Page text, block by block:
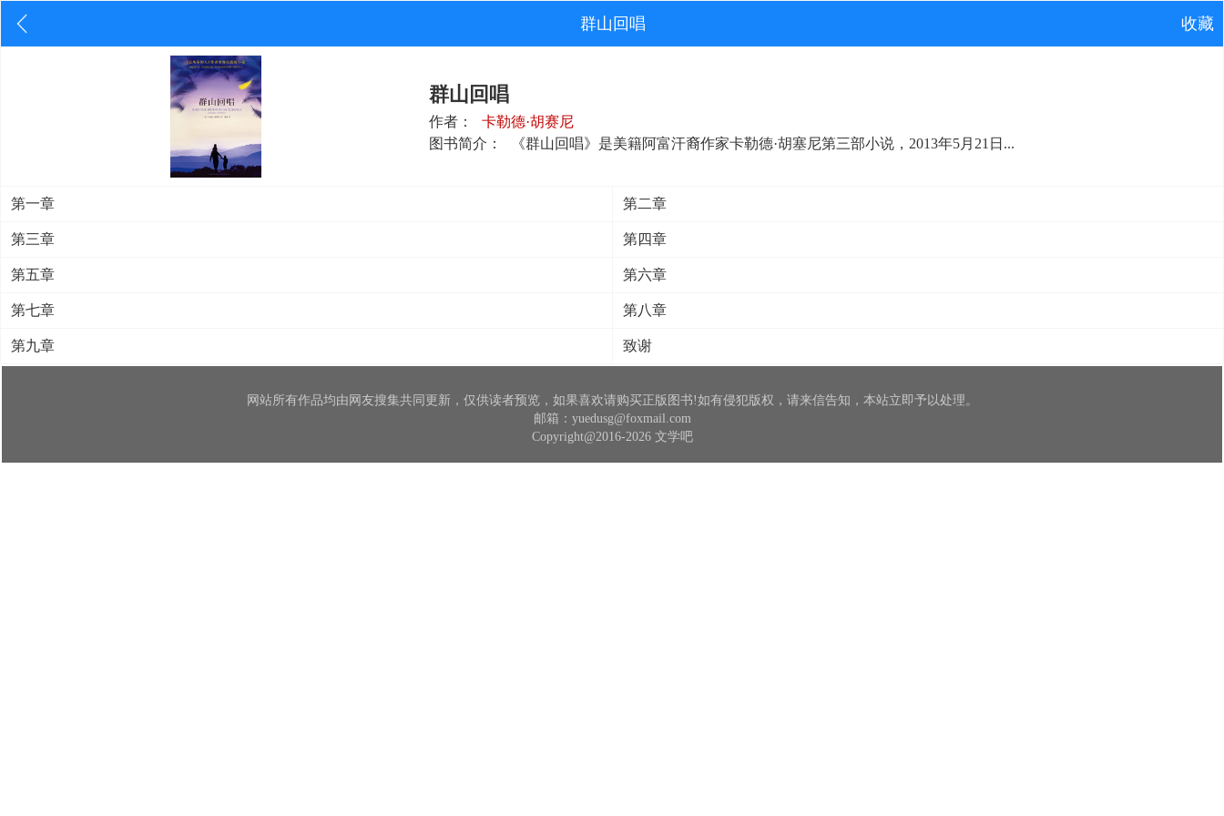
群山回唱 收藏
群山回唱
作者：
卡勒德·胡赛尼
图书简介：
《群山回唱》是美籍阿富汗裔作家卡勒德·胡塞尼第三部小说，2013年5月21日...
第一章 第二章
第三章 第四章
第五章 第六章
第七章 第八章
第九章 致谢
网站所有作品均由网友搜集共同更新，仅供读者预览，如果喜欢请购买正版图书!如有侵犯版权，请来信告知，本站立即予以处理。
邮箱：yuedusg@foxmail.com
Copyright@2016-2026 文学吧